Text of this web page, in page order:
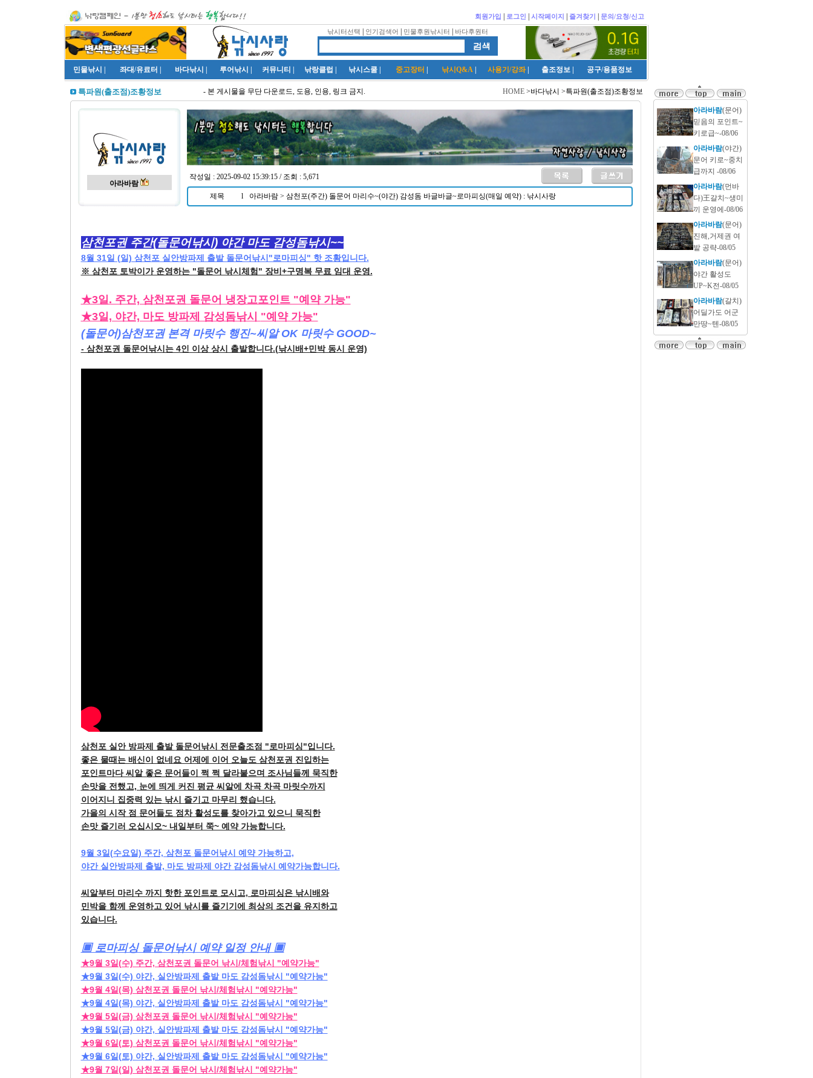
회원가입 로그인 시작페이지 즐겨찾기 문의/요청/신고
낚시터선택 인기검색어 민물후원낚시터 바다후원터
민물낚시 좌대/유료터 바다낚시 루어낚시 커뮤니티 낚랑클럽 낚시스쿨 중고장터 낚시Q&A 사용기/강좌 출조정보 공구/용품정보
특파원(출조점)조황정보 - 본 게시물을 무단 다운로드, 도용, 인용, 링크 금지. HOME>바다낚시 >특파원(출조점)조황정보
아라바람
작성일 : 2025-09-02 15:39:15 / 조회 : 5,671
제목 l 아라바람 > 삼천포(주간) 돌문어 마리수~(야간) 감성돔 바글바글~로마피싱(매일 예약) : 낚시사랑
삼천포권 주간(돌문어낚시) 야간 마도 감성돔낚시~~
8월 31일 (일) 삼천포 실안방파제 출발 돌문어낚시"로마피싱" 핫 조황입니다.
※ 삼천포 토박이가 운영하는 "돌문어 낚시체험" 장비+구명복 무료 임대 운영.
★3일. 주간, 삼천포권 돌문어 냉장고포인트 "예약 가능"
★3일, 야간, 마도 방파제 감성돔낚시 "예약 가능"
(돌문어)삼천포권 본격 마릿수 행진~씨알 OK 마릿수 GOOD~
- 삼천포권 돌문어낚시는 4인 이상 상시 출발합니다.(낚시배+민박 동시 운영)
삼천포 실안 방파제 출발 돌문어낚시 전문출조점 "로마피싱"입니다.
좋은 물때는 배신이 없네요 어제에 이어 오늘도 삼천포권 진입하는
포인트마다 씨알 좋은 문어들이 쩍 쩍 달라붙으며 조사님들께 묵직한
손맛을 전했고, 눈에 띄게 커진 평균 씨알에 차곡 차곡 마릿수까지
이어지니 집중력 있는 낚시 즐기고 마무리 했습니다.
가을의 시작 점 문어들도 점차 활성도를 찾아가고 있으니 묵직한
손맛 즐기러 오십시오~ 내일부터 쭉~ 예약 가능합니다.
9월 3일(수요일) 주간, 삼천포 돌문어낚시 예약 가능하고,
야간 실안방파제 출발, 마도 방파제 야간 감성돔낚시 예약가능합니다.
씨알부터 마리수 까지 핫한 포인트로 모시고, 로마피싱은 낚시배와
민박을 함께 운영하고 있어 낚시를 즐기기에 최상의 조건을 유지하고
있습니다.
▣ 로마피싱 돌문어낚시 예약 일정 안내 ▣
★9월 3일(수) 주간, 삼천포권 돌문어 낚시/체험낚시 "예약가능"
★9월 3일(수) 야간, 실안방파제 출발 마도 감성돔낚시 "예약가능"
★9월 4일(목) 삼천포권 돌문어 낚시/체험낚시 "예약가능"
★9월 4일(목) 야간, 실안방파제 출발 마도 감성돔낚시 "예약가능"
★9월 5일(금) 삼천포권 돌문어 낚시/체험낚시 "예약가능"
★9월 5일(금) 야간, 실안방파제 출발 마도 감성돔낚시 "예약가능"
★9월 6일(토) 삼천포권 돌문어 낚시/체험낚시 "예약가능"
★9월 6일(토) 야간, 실안방파제 출발 마도 감성돔낚시 "예약가능"
★9월 7일(일) 삼천포권 돌문어 낚시/체험낚시 "예약가능"
아라바람(문어)
믿음의 포인트~
키로급~-08/06
아라바람(야간)
문어 키로~중치
급까지 -08/06
아라바람(먼바
다)王갈치~생미
끼 운영에-08/06
아라바람(문어)
진해,거제권 여
밭 공략-08/05
아라바람(문어)
야간 활성도
UP~K전-08/05
아라바람(갈치)
어딜가도 어군
만땅~텐-08/05